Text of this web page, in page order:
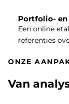
Portfolio-
Een online
referenties
ONZE
Van